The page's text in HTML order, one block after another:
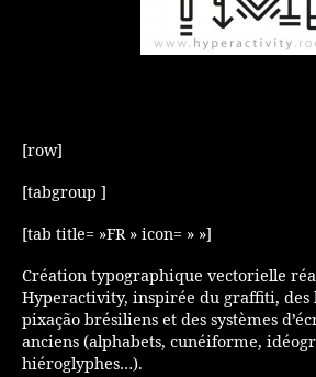
[row]
[tabgroup ]
[tab title= »FR » icon= » »]
Création typographique vectorielle
Hyperactivity, inspirée du graffiti, des
pixação brésiliens et des systèmes
anciens (alphabets, cunéiforme,
hiéroglyphes…).